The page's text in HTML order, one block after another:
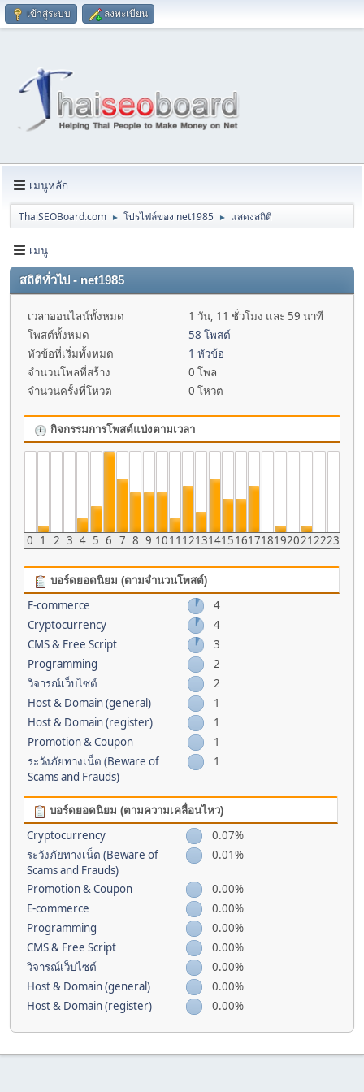
เข้าสู่ระบบ ลงทะเบียน
เมนูหลัก
ThaiSEOBoard.com ► โปรไฟล์ของ net1985 ► แสดงสถิติ
เมนู
สถิติทั่วไป - net1985
เวลาออนไลน์ทั้งหมด
1 วัน, 11 ชั่วโมง และ 59 นาที
โพสต์ทั้งหมด
58 โพสต์
หัวข้อที่เริ่มทั้งหมด
1 หัวข้อ
จำนวนโพลที่สร้าง
0 โพล
จำนวนครั้งที่โหวต
0 โหวต
กิจกรรมการโพสต์แบ่งตามเวลา
0 1 2 3 4 5 6 7 8 9 1011 121314151617181920212223
บอร์ดยอดนิยม (ตามจำนวนโพสต์)
E-commerce
4
Cryptocurrency
4
CMS & Free Script
3
Programming
2
วิจารณ์เว็บไซต์
2
Host & Domain (general)
1
Host & Domain (register)
1
Promotion & Coupon
1
ระวังภัยทางเน็ต (Beware of
Scams and Frauds)
1
บอร์ดยอดนิยม (ตามความเคลื่อนไหว)
Cryptocurrency
0.07%
ระวังภัยทางเน็ต (Beware of
Scams and Frauds)
0.01%
Promotion & Coupon
0.00%
E-commerce
0.00%
Programming
0.00%
CMS & Free Script
0.00%
วิจารณ์เว็บไซต์
0.00%
Host & Domain (general)
0.00%
Host & Domain (register)
0.00%